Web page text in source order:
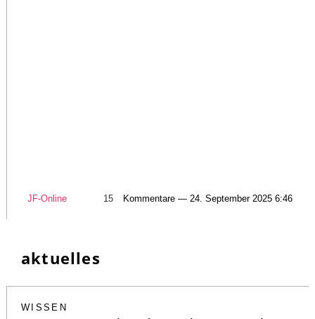
JF-Online 15 Kommentare — 24. September 2025 6:46
aktuelles
WISSEN